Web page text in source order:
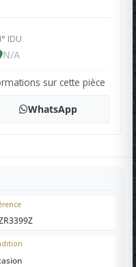
IDU
N/A
sur cette pièce
WhatsApp